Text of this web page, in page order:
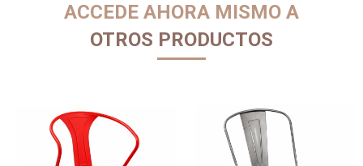
ACCEDE AHORA MISMO A
OTROS PRODUCTOS